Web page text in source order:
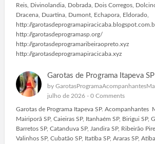
Reis, Divinolandia, Dobrada, Dois Corregos,
Dracena, Duartina, Dumont, Echapora, Eldorado,
http://
http://garotasdeprogramasp.org/
http://garotasdeprogramaribeiraopreto.xyz
http://garotasdeprogramapiracicaba.xyz
Garotas de Programa Itapeva SP
by
julho de 2026 - 0 Comments
Garotas de Programa Itapeva SP. Acompanhantes
Mairiporã SP, Caieiras SP, Itanhaém SP, Birigui SP,
Barretos SP, Catanduva SP, Jandira SP, Ribeirão
Valinhos SP, Cubatão SP, Itatiba SP, Araras SP,